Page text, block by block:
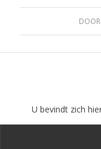
DOOR
U bevindt zich